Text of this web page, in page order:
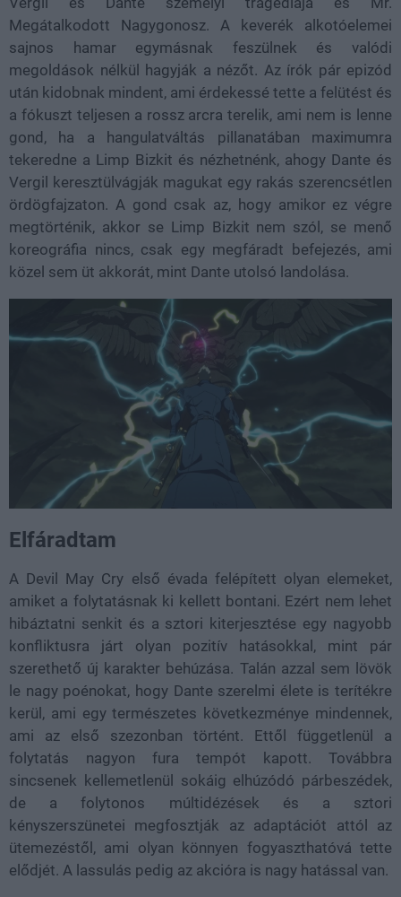
Megátalkodott Nagygonosz. A keverék alkotóelemei
sajnos hamar egymásnak feszülnek és valódi
megoldások nélkül hagyják a nézőt. Az írók pár epizód
után kidobnak mindent, ami érdekessé tette a felütést és
a fókuszt teljesen a rossz arcra terelik, ami nem is lenne
gond, ha a hangulatváltás pillanatában maximumra
tekeredne a Limp Bizkit és nézhetnénk, ahogy Dante és
Vergil keresztülvágják magukat egy rakás szerencsétlen
ördögfajzaton. A gond csak az, hogy amikor ez végre
megtörténik, akkor se Limp Bizkit nem szól, se menő
koreográfia nincs, csak egy megfáradt befejezés, ami
közel sem üt akkorát, mint Dante utolsó landolása.
Elfáradtam
A Devil May Cry első évada felépített olyan elemeket,
amiket a folytatásnak ki kellett bontani. Ezért nem lehet
hibáztatni senkit és a sztori kiterjesztése egy nagyobb
konfliktusra járt olyan pozitív hatásokkal, mint pár
szerethető új karakter behúzása. Talán azzal sem lövök
le nagy poénokat, hogy Dante szerelmi élete is terítékre
kerül, ami egy természetes következménye mindennek,
ami az első szezonban történt. Ettől függetlenül a
folytatás nagyon fura tempót kapott. Továbbra
sincsenek kellemetlenül sokáig elhúzódó párbeszédek,
de a folytonos múltidézések és a sztori
kényszerszünetei megfosztják az adaptációt attól az
ütemezéstől, ami olyan könnyen fogyaszthatóvá tette
elődjét. A lassulás pedig az akcióra is nagy hatással van.